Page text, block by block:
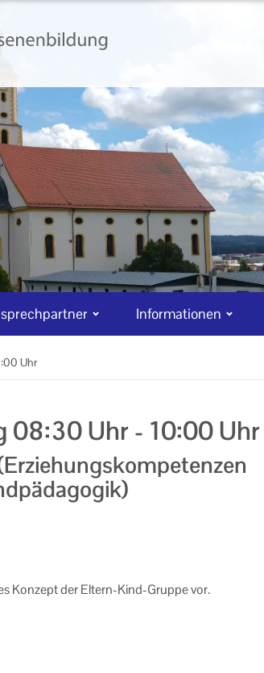
Informationen
Uhr
08:30 Uhr - 10:00 Uhr
Kon­zept der Eltern-​Kind-Gruppe vor.